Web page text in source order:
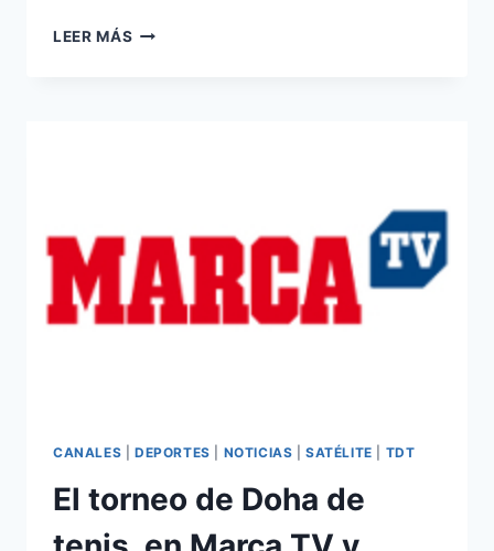
LEER MÁS TV3
CANALES DEPORTES NOTICIAS |SATÉLITE TDT
El torneo de Doha de